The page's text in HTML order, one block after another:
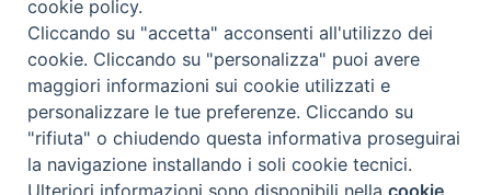
Coordinamento nazionale
COPYRIGHT Scienza & Vita - C.F96600690588- Tutti i
diritti -Privacy- Credits
cookie policy.
Cliccando su "accetta" acconsenti all'utilizzo dei
cookie. Cliccando su "personalizza" puoi avere
maggiori informazioni sui cookie utilizzati e
personalizzare le tue preferenze. Cliccando su
"rifiuta" o chiudendo questa informativa proseguirai
la navigazione installando i soli cookie tecnici.